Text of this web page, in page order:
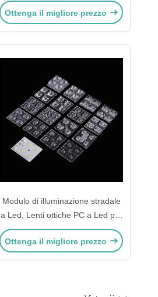
luminoso Grossista
Ottenga il migliore prezzo
Modulo di illuminazione stradale
a Led, Lenti ottiche PC a Led per
illuminazione stradale IESNA
Tipo II
Ottenga il migliore prezzo